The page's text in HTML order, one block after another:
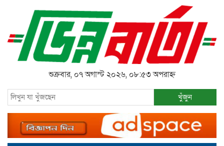
শুক্রবার, ০৭ অগাস্ট ২০২৬, ০৮:৫৩ অপরাহ্ন
খুঁজুন